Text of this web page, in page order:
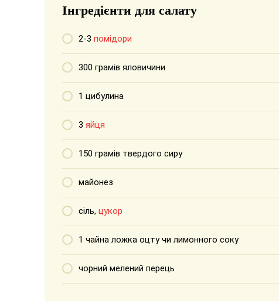
Інгредієнти для салату
2-3 помідори
300 грамів яловичини
1 цибулина
3 яйця
150 грамів твердого сиру
майонез
сіль, цукор
1 чайна ложка оцту чи лимонного соку
чорний мелений перець